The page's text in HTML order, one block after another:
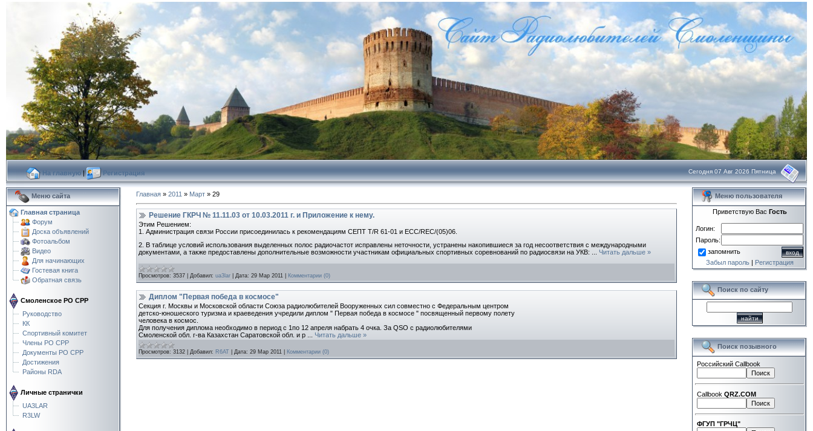
На главную| Регистрация Сегодня 07 Авг 2026 Пятница
Меню сайта
Главная страница
Форум
Доска объявлений
Фотоальбом
Видео
Для начинающих
Гостевая книга
Обратная связь
Смоленское РО СРР
Руководство
КК
Спортивный комитет
Члены РО СРР
Документы РО СРР
Достижения
Районы RDA
Личные странички
UA3LAR
R3LW
Главная » 2011 » Март » 29
Решение ГКРЧ № 11.11.03 от 10.03.2011 г. и Приложение к нему.
Этим Решением:
1. Администрация связи России присоединилась к рекомендациям СЕПТ T/R 61-01 и ECC/REC/(05)06.
2. В таблице условий использования выделенных полос радиочастот исправлены неточности, устранены накопившиеся за год несоответствия с международными
документами, а также предоставлены дополнительные возможности участникам официальных спортивных соревнований по радиосвязи на УКВ:
Читать дальше »
Просмотров: 3537 Добавил: ua3lar Дата: 29 Мар 2011 Комментарии (0)
Диплом "Первая победа в космосе"
Секция г. Москвы и Московской области Союза радиолюбителей Вооруженных сил совместно с Федеральным центром
детско-юношеского туризма и краеведения учредили диплом " Первая победа в космосе " посвященный первому полету
человека в космос.
Для получения диплома необходимо в период с 1по 12 апреля набрать 4 очка. За QSO с радиолюбителями
Смоленской обл. г-ва Казахстан Саратовской обл. и р
Читать дальше »
Просмотров: 3132 Добавил: R6AT Дата: 29 Мар 2011 Комментарии (0)
Меню пользователя
Приветствую Вас Гость
Логин:
Пароль:
запомнить
Забыл пароль| Регистрация
Поиск по сайту
Поиск позывного
Российский Callbook
Callbook QRZ.COM
ФГУП "ГРЧЦ"